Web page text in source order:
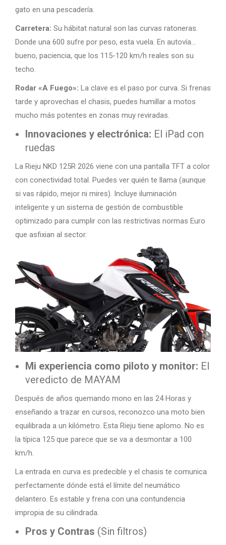
gato en una pescadería.
Carretera: Su hábitat natural son las curvas ratoneras.
Donde una 600 sufre por peso, esta vuela. En autovía…
bueno, paciencia, que los 115-120 km/h reales son su
techo.
Rodar «A Fuego»: La clave es el paso por curva. Si frenas
tarde y aprovechas el chasis, puedes humillar a motos
mucho más potentes en zonas muy reviradas.
Innovaciones y electrónica: El iPad con
ruedas
La Rieju NKD 125R 2026 viene con una pantalla TFT a color
con conectividad total. Puedes ver quién te llama (aunque
si vas rápido, mejor ni mires). Incluye iluminación
inteligente y un sistema de gestión de combustible
optimizado para cumplir con las restrictivas normas Euro
que asfixian al sector.
Mi experiencia como piloto y monitor: El
veredicto de MAYAM
Después de años quemando mono en las 24 Horas y
enseñando a trazar en cursos, reconozco una moto bien
equilibrada a un kilómetro. Esta Rieju tiene aplomo. No es
la típica 125 que parece que se va a desmontar a 100
km/h.
La entrada en curva es predecible y el chasis te comunica
perfectamente dónde está el límite del neumático
delantero. Es estable y frena con una contundencia
impropia de su cilindrada.
Pros y Contras (Sin filtros)